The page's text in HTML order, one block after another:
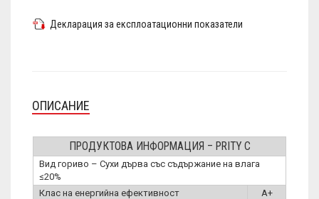
Декларация за експлоатационни показатели
ОПИСАНИЕ
ПРОДУКТОВА ИНФОРМАЦИЯ – PRITY C
Вид гориво – Сухи дърва със съдържание на влага
≤20%
Клас на енергийна ефективност
A+